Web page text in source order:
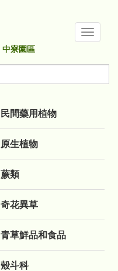
中寮園區
民間藥用植物
原生植物
蕨類
奇花異草
青草鮮品和食品
殼斗科